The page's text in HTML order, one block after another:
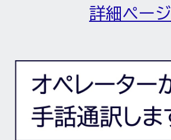
詳細ページ